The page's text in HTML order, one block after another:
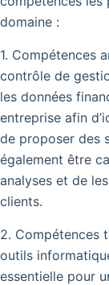
domaine :
1. Compétences
contrôle de
les données
entreprise afin
de proposer des
également être
analyses et de
clients.
2. Compétences
outils
essentielle pour